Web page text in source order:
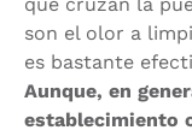
que cruzan la
son el olor a
es bastante
Aunque, en
establecimiento